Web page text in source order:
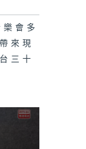
會多
來現
三十